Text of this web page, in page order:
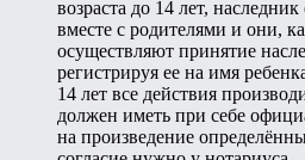
возраста до 14 лет,
вместе с родителями и они,
осуществляют принятие
регистрируя ее на имя
14 лет все действия
должен иметь при себе
на произведение